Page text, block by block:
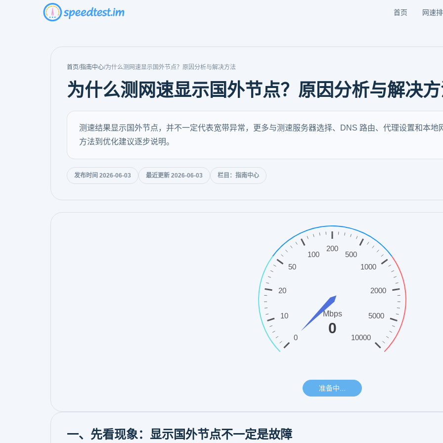
首页 网速
首页/指南中心/为什么测网速显示国外节点？原因分析与解决方法
为什么测网速显示国外节点？原因分析与解决
测速结果显示国外节点，并不一定代表宽带异常，更多与测速服务器选择、DNS 路由、代理设置和本
方法到优化建议逐步说明。
发布时间 2026-06-03 最近更新 2026-06-03 栏目：指南中心
一、先看现象：显示国外节点不一定是故障